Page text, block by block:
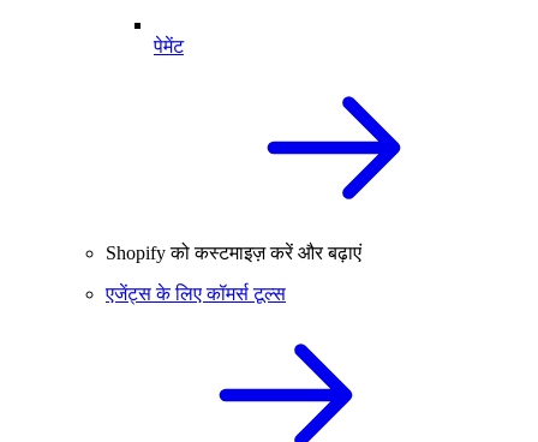
पेमेंट
Shopify को कस्टमाइज़ करें और बढ़ाएं
एजेंट्स के लिए कॉमर्स टूल्स